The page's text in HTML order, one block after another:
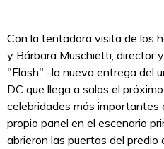
Con la tentadora visita de los
y Bárbara Muschietti, director
"Flash" -la nueva entrega del
DC que llega a salas el
celebridades más importantes
propio panel en el escenario
abrieron las puertas del predio